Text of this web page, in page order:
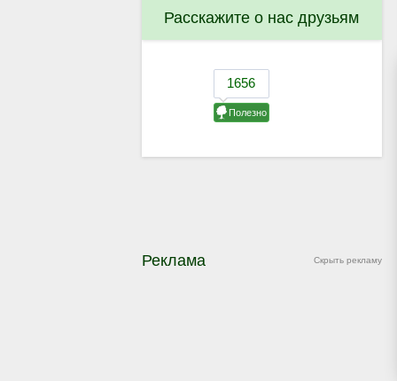
Расскажите о нас друзьям
Скрыть рекламу
Реклама